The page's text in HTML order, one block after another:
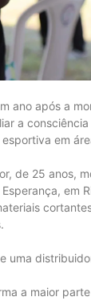
ano após a
a
em
de 25 anos,
em
uma
a maior